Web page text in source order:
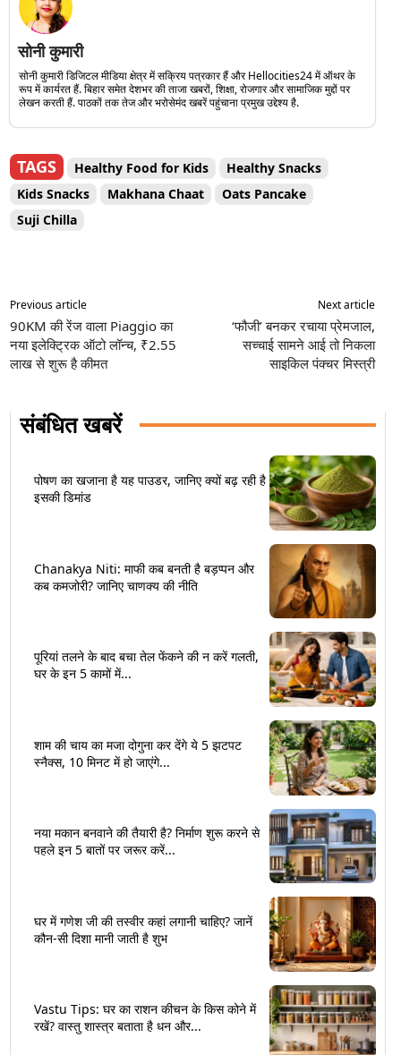
सोनी कुमारी
सोनी कुमारी डिजिटल मीडिया क्षेत्र में सक्रिय पत्रकार हैं और Hellocities24 में ऑथर के
रूप में कार्यरत हैं. बिहार समेत देशभर की ताजा खबरों, शिक्षा, रोजगार और सामाजिक मुद्दों पर
लेखन करती हैं. पाठकों तक तेज और भरोसेमंद खबरें पहुंचाना प्रमुख उद्देश्य है.
TAGS Healthy Food for Kids
Healthy Snacks
Kids Snacks
Makhana Chaat
Oats Pancake
Suji Chilla
Previous article
90KM की रेंज वाला Piaggio का
नया इलेक्ट्रिक ऑटो लॉन्च, ₹2.55
लाख से शुरू है कीमत
Next article
‘फौजी’ बनकर रचाया प्रेमजाल,
सच्चाई सामने आई तो निकला
साइकिल पंक्चर मिस्त्री
संबंधित खबरें
पोषण का खजाना है यह पाउडर, जानिए क्यों बढ़ रही है
इसकी डिमांड
Chanakya Niti: माफी कब बनती है बड़प्पन और
कब कमजोरी? जानिए चाणक्य की नीति
पूरियां तलने के बाद बचा तेल फेंकने की न करें गलती,
घर के इन 5 कामों में...
शाम की चाय का मजा दोगुना कर देंगे ये 5 झटपट
स्नैक्स, 10 मिनट में हो जाएंगे...
नया मकान बनवाने की तैयारी है? निर्माण शुरू करने से
पहले इन 5 बातों पर जरूर करें...
घर में गणेश जी की तस्वीर कहां लगानी चाहिए? जानें
कौन-सी दिशा मानी जाती है शुभ
Vastu Tips: घर का राशन कीचन के किस कोने में
रखें? वास्तु शास्त्र बताता है धन और...